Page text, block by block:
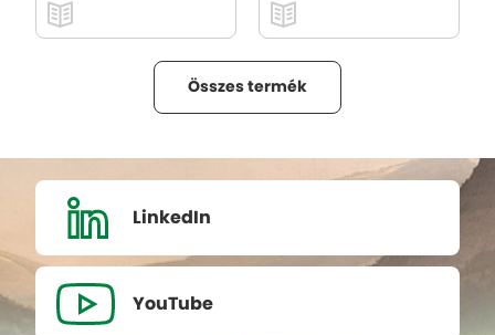
Összes termék
LinkedIn
YouTube